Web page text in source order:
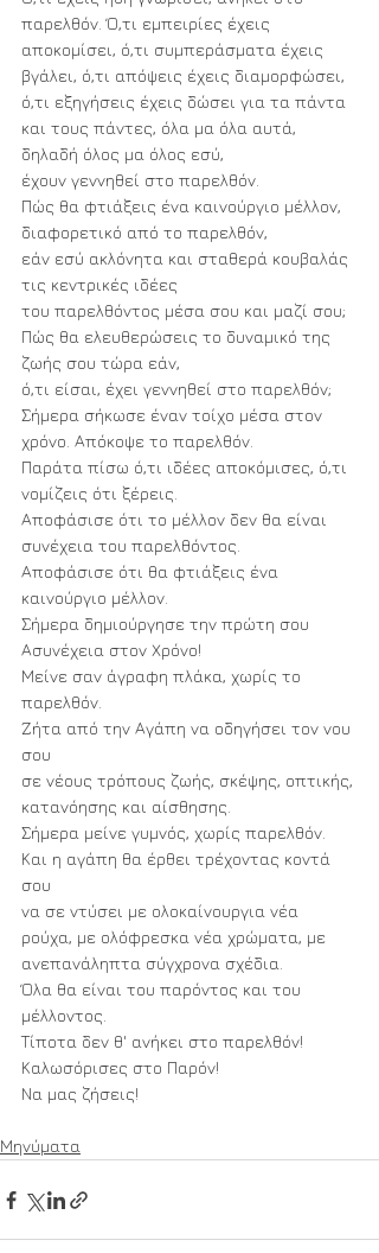
παρελθόν. Ό,τι εμπειρίες έχεις
αποκομίσει, ό,τι συμπεράσματα έχεις
βγάλει, ό,τι απόψεις έχεις διαμορφώσει,
ό,τι εξηγήσεις έχεις δώσει για τα πάντα
και τους πάντες, όλα μα όλα αυτά,
δηλαδή όλος μα όλος εσύ,
έχουν γεννηθεί στο παρελθόν.
Πώς θα φτιάξεις ένα καινούργιο μέλλον,
διαφορετικό από το παρελθόν,
εάν εσύ ακλόνητα και σταθερά κουβαλάς
τις κεντρικές ιδέες
του παρελθόντος μέσα σου και μαζί σου;
Πώς θα ελευθερώσεις το δυναμικό της
ζωής σου τώρα εάν,
ό,τι είσαι, έχει γεννηθεί στο παρελθόν;
Σήμερα σήκωσε έναν τοίχο μέσα στον
χρόνο. Απόκοψε το παρελθόν.
Παράτα πίσω ό,τι ιδέες αποκόμισες, ό,τι
νομίζεις ότι ξέρεις.
Αποφάσισε ότι το μέλλον δεν θα είναι
συνέχεια του παρελθόντος.
Αποφάσισε ότι θα φτιάξεις ένα
καινούργιο μέλλον.
Σήμερα δημιούργησε την πρώτη σου
Ασυνέχεια στον Χρόνο!
Μείνε σαν άγραφη πλάκα, χωρίς το
παρελθόν.
Ζήτα από την Αγάπη να οδηγήσει τον νου
σου
σε νέους τρόπους ζωής, σκέψης, οπτικής,
κατανόησης και αίσθησης.
Σήμερα μείνε γυμνός, χωρίς παρελθόν.
Και η αγάπη θα έρθει τρέχοντας κοντά
σου
να σε ντύσει με ολοκαίνουργια νέα
ρούχα, με ολόφρεσκα νέα χρώματα, με
ανεπανάληπτα σύγχρονα σχέδια.
Όλα θα είναι του παρόντος και του
μέλλοντος.
Τίποτα δεν θ' ανήκει στο παρελθόν!
Καλωσόρισες στο Παρόν!
Να μας ζήσεις!
Μηνύματα